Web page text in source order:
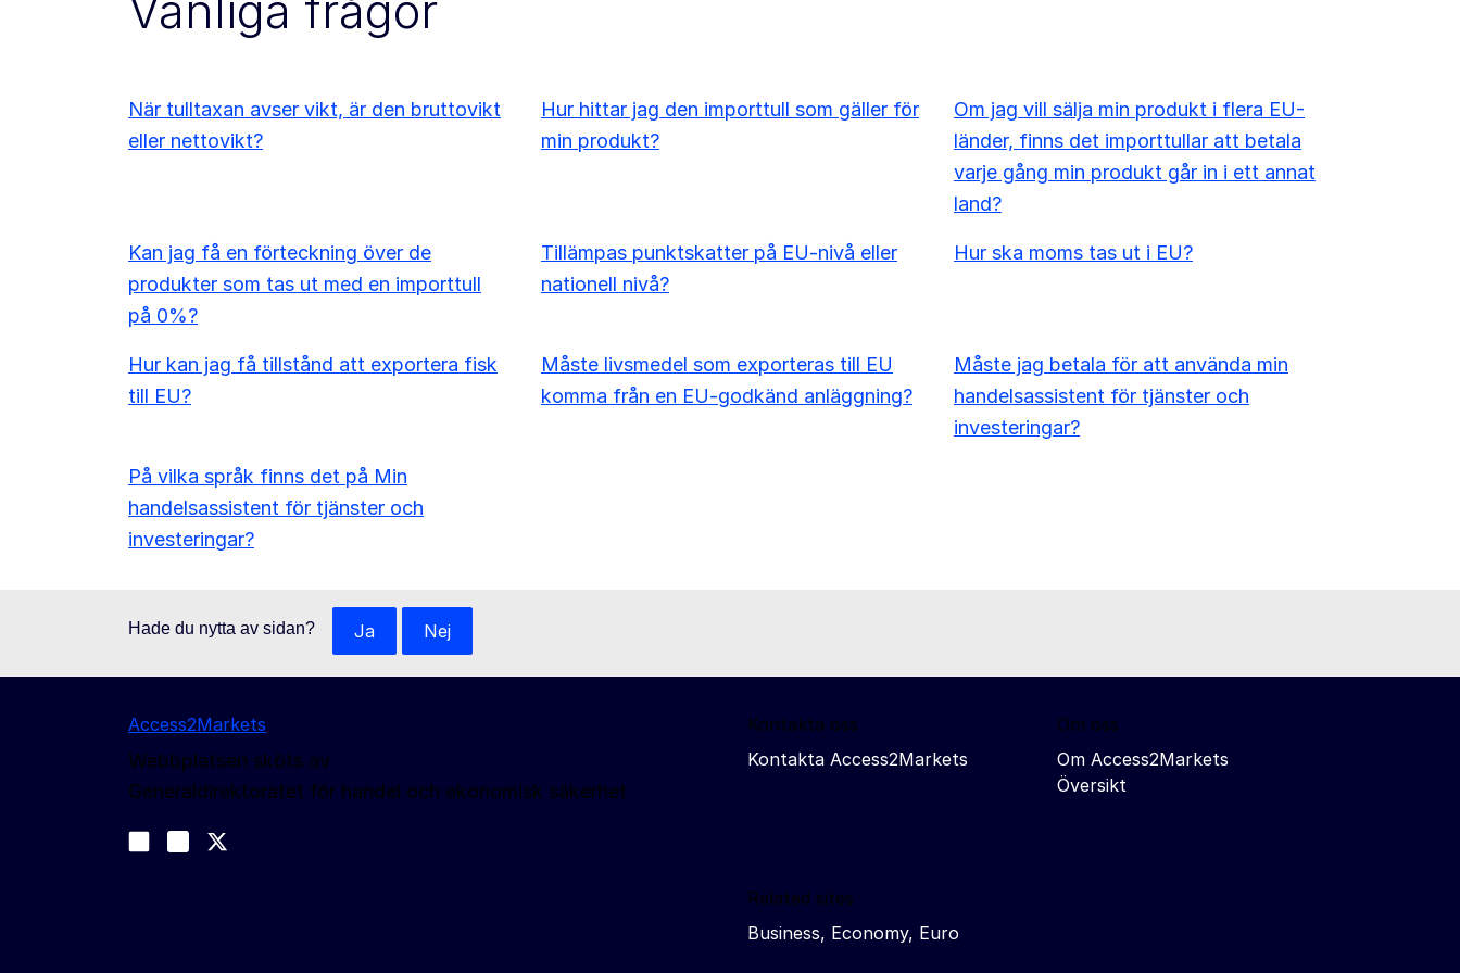
När tulltaxan avser vikt, är den bruttovikt
eller nettovikt?
Hur hittar jag den importtull som gäller för
min produkt?
Om jag vill sälja min produkt i flera EU-
länder, finns det importtullar att betala
varje gång min produkt går in i ett annat
land?
Kan jag få en förteckning över de
produkter som tas ut med en importtull
på 0%?
Tillämpas punktskatter på EU-nivå eller
nationell nivå?
Hur ska moms tas ut i EU?
Hur kan jag få tillstånd att exportera fisk
till EU?
Måste livsmedel som exporteras till EU
komma från en EU-godkänd anläggning?
Måste jag betala för att använda min
handelsassistent för tjänster och
investeringar?
På vilka språk finns det på Min
handelsassistent för tjänster och
investeringar?
Hade du nytta av sidan? Ja Nej
Access2Markets
Webbplatsen sköts av
Generaldirektoratet för handel och ekonomisk säkerhet
Join us on LinkedIn
Trade-Off podcast
Kontakta oss
Kontakta Access2Markets
Om oss
Om Access2Markets
Översikt
Related sites
Business, Economy, Euro